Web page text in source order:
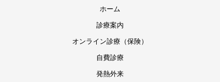
ホーム
診療案内
オンライン診療（保険）
自費診療
発熱外来